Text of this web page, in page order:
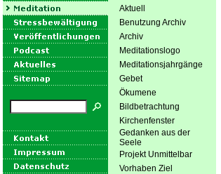
Aktuell
Benutzung Archiv
Archiv
Meditationslogo
Meditationsjahrgänge
Gebet
Ökumene
Bildbetrachtung
Kirchenfenster
Gedanken aus der
Seele
Projekt Unmittelbar
Vorhaben Ziel